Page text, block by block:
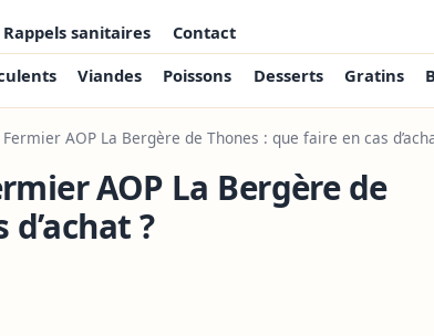
Rappels sanitaires
Contact
Viandes Poissons Desserts Gratins
Fermier AOP La Bergère de Thones : que faire en cas
AOP La Bergère de
?